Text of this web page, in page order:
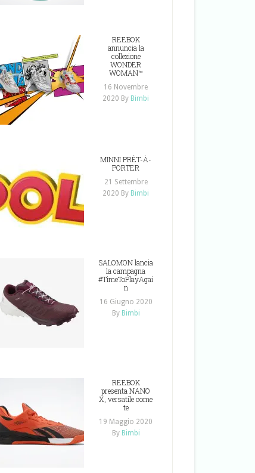
REEBOK
annuncia la
collezione
WONDER
WOMAN™
16 Novembre
2020 By Bimbi
MINNI PRÊT-À-
PORTER
21 Settembre
2020 By Bimbi
SALOMON lancia
la campagna
#TimeToPlayAgai
n
16 Giugno 2020
By Bimbi
REEBOK
presenta NANO
X, versatile come
te
19 Maggio 2020
By Bimbi